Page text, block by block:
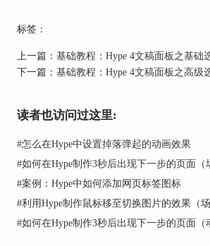
二、内联样式和外链样式的区别
列表式的CSS样式在内联样式中，
里面，并且被style元素包住；而在
文件内的样式列表无需style元素包
标签：
上一篇： 基础教程：Hype 4文稿面板之基础
下一篇： 基础教程：Hype 4文稿面板之高级
读者也访问过这里:
#怎么在Hype中设置掉落弹起的动画效果
#如何在Hype制作3秒后出现下一步的页面（
#案例：Hype中如何添加网页标签图标
#利用Hype制作鼠标移至切换图片的效果（场
#如何在Hype制作3秒后出现下一步的页面（